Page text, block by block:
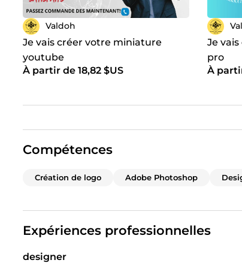
Valdoh
Je vais créer votre miniature
youtube
À partir de 18,82 $US
Je
pro
À
Compétences
Création de logo Adobe Photoshop
Expériences professionnelles
designer